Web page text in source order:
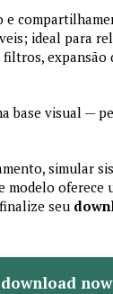
ideal para
base visual —
simular
modelo
seu
download now